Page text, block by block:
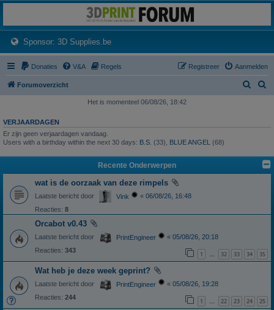
Het 3D print forum van de Benelux na de sluiting van 3dprintforum.nl
Sponsor: 3D Supplies.be(Opens a new tab)
Donaties V&A Regels Aanmelden
Registreer
Forumoverzicht
k
k
Het is momenteel 06/08/26, 18:42
VERJAARDAGEN
Er zijn geen verjaardagen vandaag.
Users with a birthday within the next 30 days: B.S. (33), BLUE ANGEL (68)
Recente Onderwerpen
wat is de oorzaak van deze rimpels
Laatste bericht door Vink « 06/08/26, 16:48
Reacties: 8
Orcabot v0.43
Laatste bericht door PrintEngineer « 05/08/26, 20:18
Reacties: 343 1 … 32 33 34 35
Wat heb je deze week geprint?
Laatste bericht door PrintEngineer « 05/08/26, 19:28
Reacties: 244 1 … 22 23 24 25